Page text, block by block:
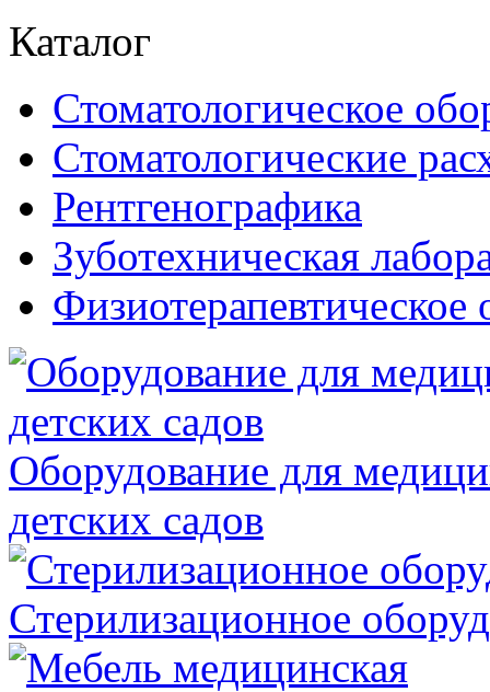
Каталог
Стоматологическое
Стоматологические
Рентгенографика
Зуботехническая
Физиотерапевтическое
Оборудование для
детских садов
Стерилизационное